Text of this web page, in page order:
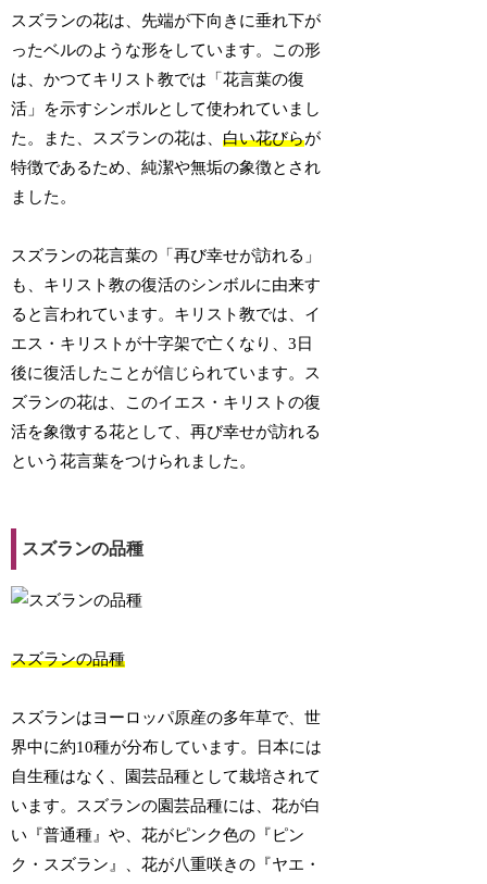
スズランの花は、先端が下向きに垂れ下が
ったベルのような形をしています。この形
は、かつてキリスト教では「花言葉の復
活」を示すシンボルとして使われていまし
た。また、スズランの花は、白い花びらが
特徴であるため、純潔や無垢の象徴とされ
ました。
スズランの花言葉の「再び幸せが訪れる」
も、キリスト教の復活のシンボルに由来す
ると言われています。キリスト教では、イ
エス・キリストが十字架で亡くなり、3日
後に復活したことが信じられています。ス
ズランの花は、このイエス・キリストの復
活を象徴する花として、再び幸せが訪れる
という花言葉をつけられました。
スズランの品種
スズランの品種
スズランはヨーロッパ原産の多年草で、世
界中に約10種が分布しています。日本には
自生種はなく、園芸品種として栽培されて
います。スズランの園芸品種には、花が白
い『普通種』や、花がピンク色の『ピン
ク・スズラン』、花が八重咲きの『ヤエ・